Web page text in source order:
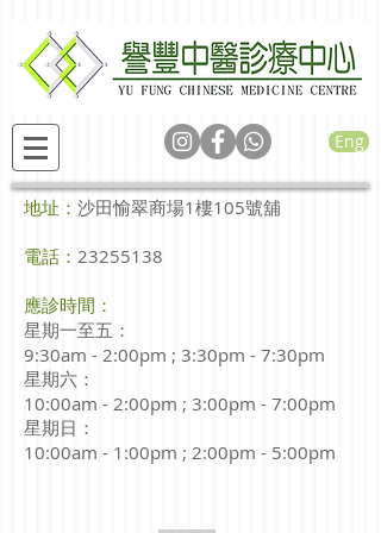
Eng
地址： 沙田愉翠商場1樓105號舖
電話： 23255138
應診時間：
星期一至五：
9:30am - 2:00pm ; 3:30pm - 7:30pm
星期六：
10:00am - 2:00pm ; 3:00pm - 7:00pm
星期日：
10:00am - 1:00pm ; 2:00pm - 5:00pm